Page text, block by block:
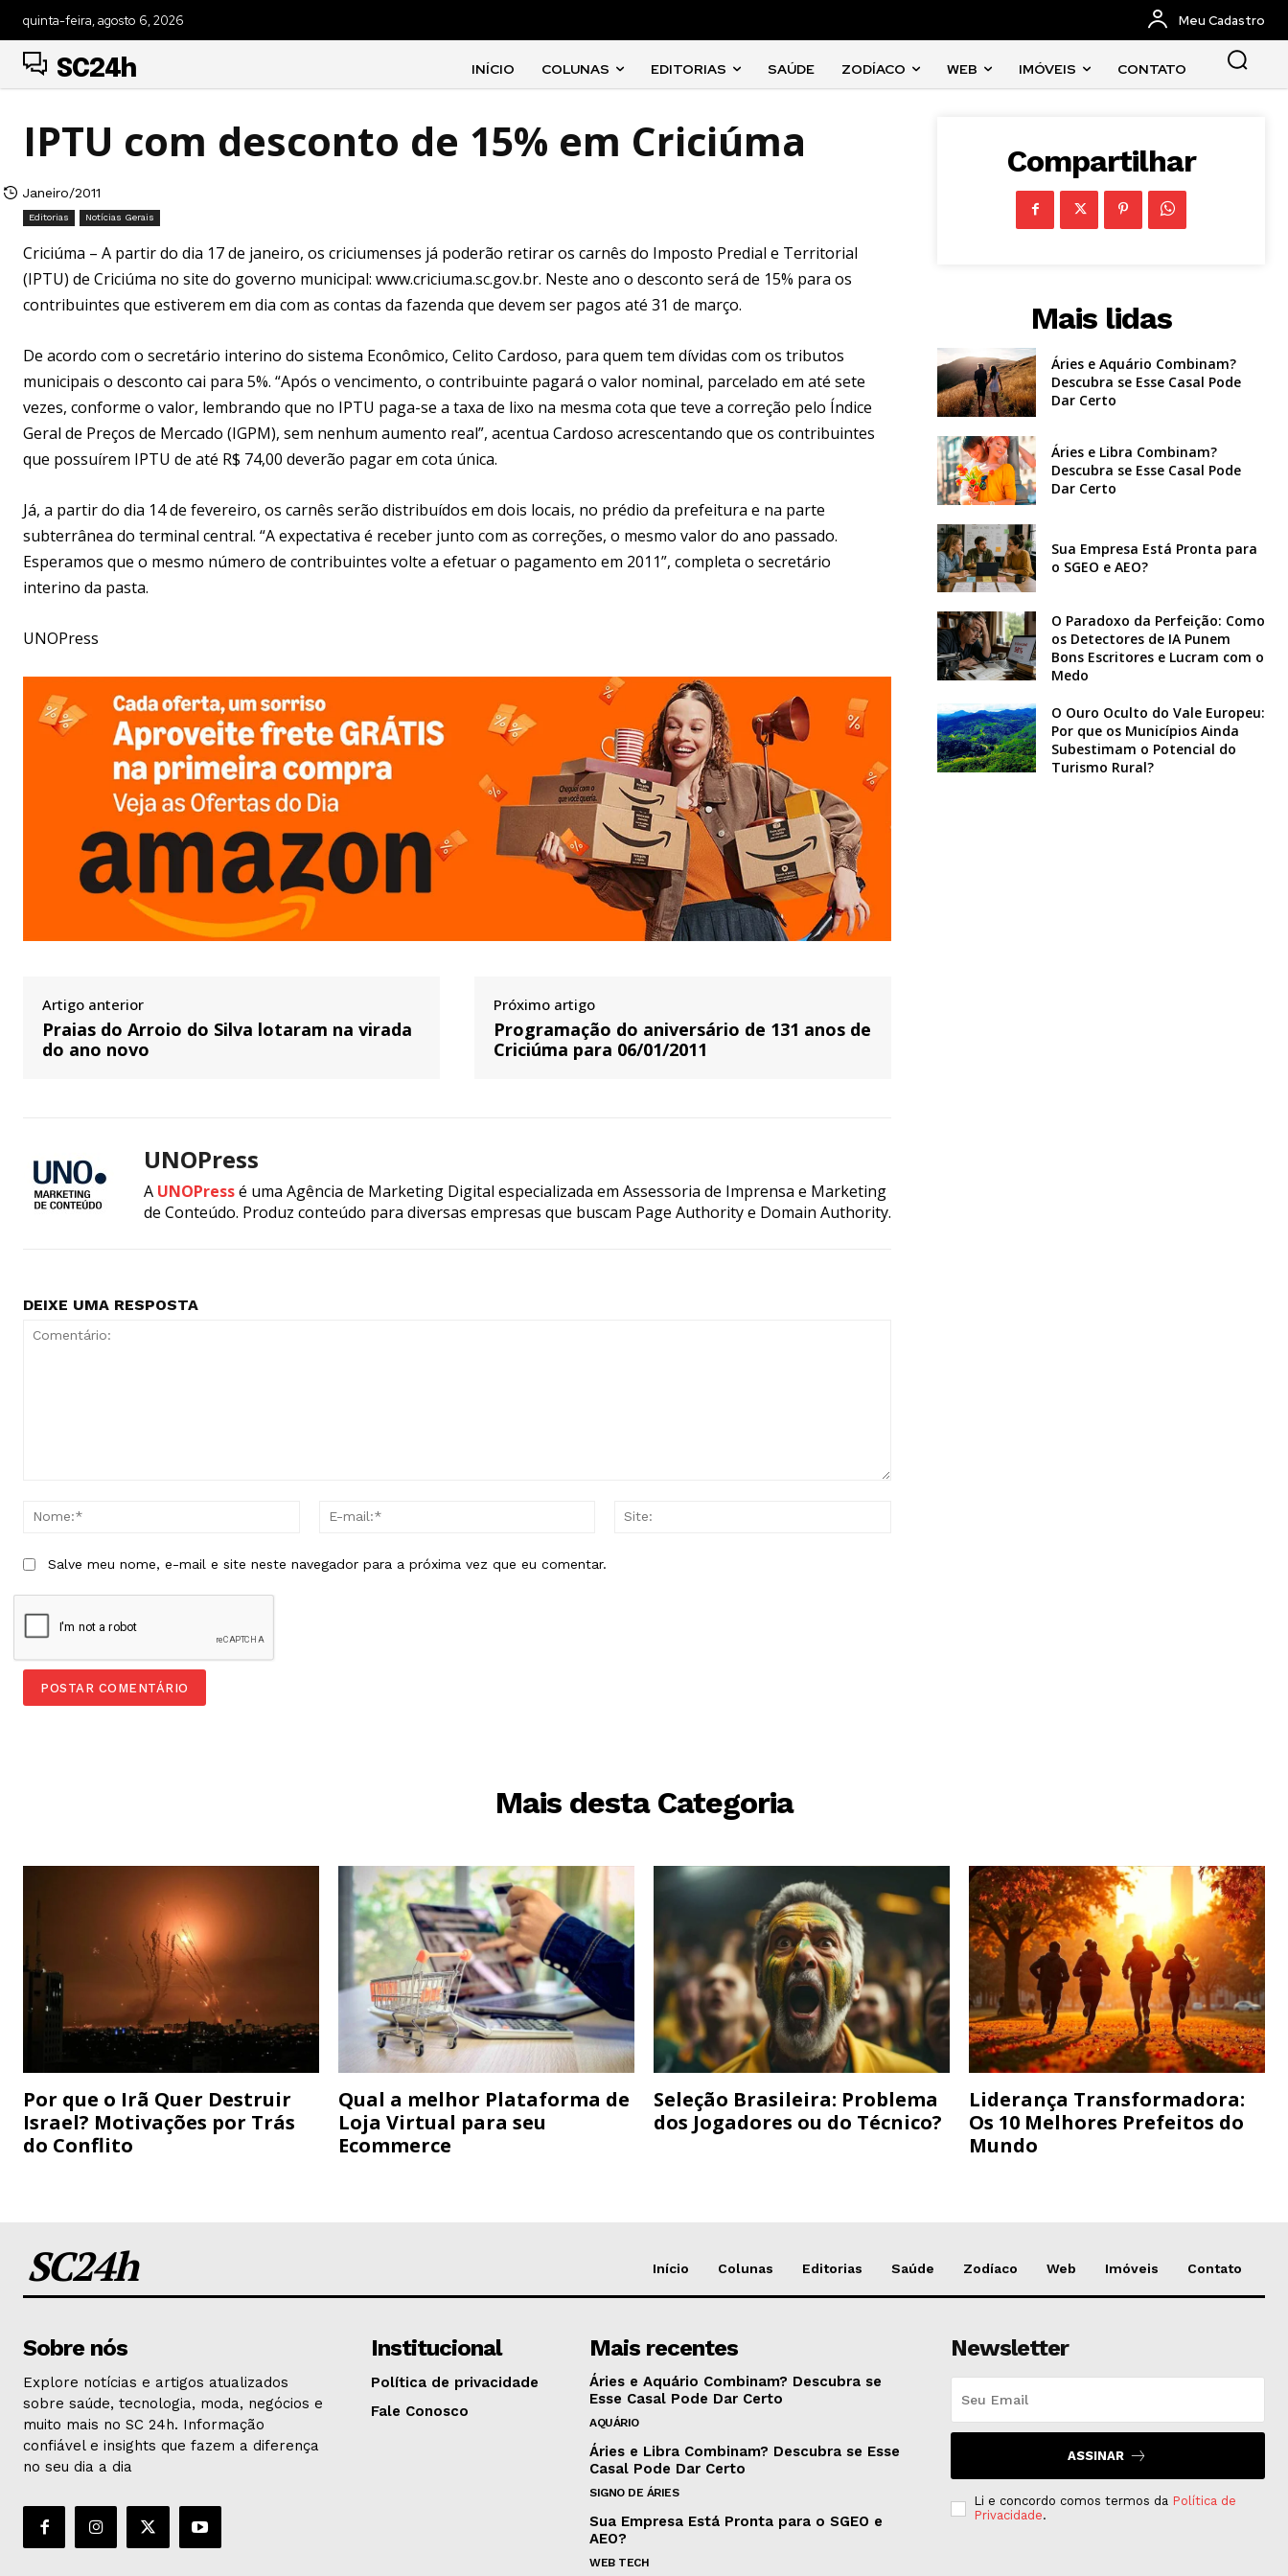
quinta-feira, agosto 6, 2026 Meu Cadastro
SC24h INÍCIO COLUNAS EDITORIAS SAÚDE ZODÍACO WEB IMÓVEIS CONTATO
IPTU com desconto de 15% em Criciúma
Janeiro/2011
Editorias Notícias Gerais
Criciúma – A partir do dia 17 de janeiro, os criciumenses já poderão retirar os carnês do Imposto Predial e Territorial
(IPTU) de Criciúma no site do governo municipal: www.criciuma.sc.gov.br. Neste ano o desconto será de 15% para os
contribuintes que estiverem em dia com as contas da fazenda que devem ser pagos até 31 de março.
De acordo com o secretário interino do sistema Econômico, Celito Cardoso, para quem tem dívidas com os tributos
municipais o desconto cai para 5%. “Após o vencimento, o contribuinte pagará o valor nominal, parcelado em até sete
vezes, conforme o valor, lembrando que no IPTU paga-se a taxa de lixo na mesma cota que teve a correção pelo Índice
Geral de Preços de Mercado (IGPM), sem nenhum aumento real”, acentua Cardoso acrescentando que os contribuintes
que possuírem IPTU de até R$ 74,00 deverão pagar em cota única.
Já, a partir do dia 14 de fevereiro, os carnês serão distribuídos em dois locais, no prédio da prefeitura e na parte
subterrânea do terminal central. “A expectativa é receber junto com as correções, o mesmo valor do ano passado.
Esperamos que o mesmo número de contribuintes volte a efetuar o pagamento em 2011”, completa o secretário
interino da pasta.
UNOPress
Artigo anterior
Praias do Arroio do Silva lotaram na virada
do ano novo
Próximo artigo
Programação do aniversário de 131 anos de
Criciúma para 06/01/2011
UNOPress
A UNOPressé uma Agência de Marketing Digital especializada em Assessoria de Imprensa e Marketing
de Conteúdo. Produz conteúdo para diversas empresas que buscam Page Authority e Domain Authority.
DEIXE UMA RESPOSTA
Nome:*
Salve meu nome, e-mail e site neste navegador para a próxima vez que eu comentar.
Compartilhar
Mais lidas
Áries e Aquário Combinam?
Descubra se Esse Casal Pode
Dar Certo
Áries e Libra Combinam?
Descubra se Esse Casal Pode
Dar Certo
Sua Empresa Está Pronta para
o SGEO e AEO?
O Paradoxo da Perfeição: Como
os Detectores de IA Punem
Bons Escritores e Lucram com o
Medo
O Ouro Oculto do Vale Europeu:
Por que os Municípios Ainda
Subestimam o Potencial do
Turismo Rural?
Mais desta Categoria
Por que o Irã Quer Destruir
Israel? Motivações por Trás
do Conflito
Qual a melhor Plataforma de
Loja Virtual para seu
Ecommerce
Seleção Brasileira: Problema
dos Jogadores ou do Técnico?
Liderança Transformadora:
Os 10 Melhores Prefeitos do
Mundo
SC24h Início Colunas Editorias Saúde Zodíaco Web Imóveis Contato
Sobre nós
Explore notícias e artigos atualizados
sobre saúde, tecnologia, moda, negócios e
muito mais no SC 24h. Informação
confiável e insights que fazem a diferença
no seu dia a dia
Institucional
Política de privacidade
Fale Conosco
Mais recentes
Áries e Aquário Combinam? Descubra se
Esse Casal Pode Dar Certo
AQUÁRIO
Áries e Libra Combinam? Descubra se Esse
Casal Pode Dar Certo
SIGNO DE ÁRIES
Sua Empresa Está Pronta para o SGEO e
AEO?
WEB TECH
Newsletter
ASSINAR
Li e concordo comos termos da Política de
Privacidade.